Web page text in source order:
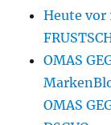
Heute vor
OMAS
OMAS